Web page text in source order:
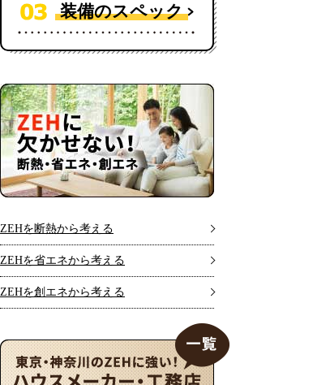
装備のスペック
ZEHを断熱から考える
ZEHを省エネから考える
ZEHを創エネから考える